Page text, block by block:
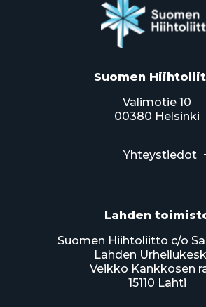
Suomen
Valimotie 10
00380 Helsinki
Yhteystiedot
Lahden
Suomen Hiihtoliitto c/o
Lahden
Veikko Kankkosen
15110 Lahti